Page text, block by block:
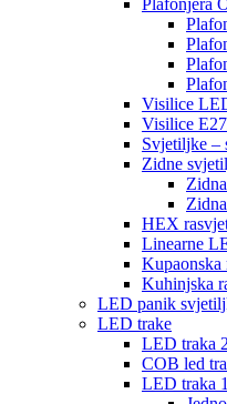
Plafonjera
Visilice
Visilice
Svjetiljke –
Zidne
HEX
Linearne
Kupaonska
Kuhinjska
LED panik
LED trake
LED traka
COB led
LED traka